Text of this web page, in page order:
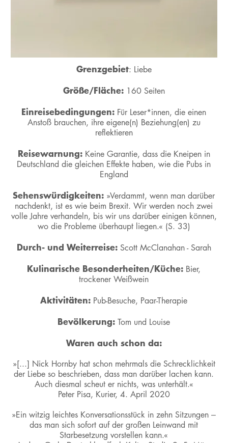
Grenzgebiet: Liebe
Größe/Fläche:160 Seiten
Einreisebedingungen: Für Leser*innen, die einen
Anstoß brauchen, ihre eigene(n) Beziehung(en) zu
reflektieren
Reisewarnung:Keine Garantie, dass die Kneipen in
Deutschland die gleichen Effekte haben, wie die Pubs in
England
Sehenswürdigkeiten: »Verdammt, wenn man darüber
nachdenkt, ist es wie beim Brexit. Wir werden noch zwei
volle Jahre verhandeln, bis wir uns darüber einigen können,
wo die Probleme überhaupt liegen.« (S. 33)
Durch- und Weiterreise:Scott McClanahan - Sarah
Kulinarische Besonderheiten/Küche: Bier,
trockener Weißwein
Aktivitäten: Pub-Besuche, Paar-Therapie
Bevölkerung: Tom und Louise
Waren auch schon da:
»[...] Nick Hornby hat schon mehrmals die Schrecklichkeit
der Liebe so beschrieben, dass man darüber lachen kann.
Auch diesmal scheut er nichts, was unterhält.«
Peter Pisa, Kurier, 4. April 2020
»Ein witzig leichtes Konversationsstück in zehn Sitzungen –
das man sich sofort auf der großen Leinwand mit
Starbesetzung vorstellen kann.«